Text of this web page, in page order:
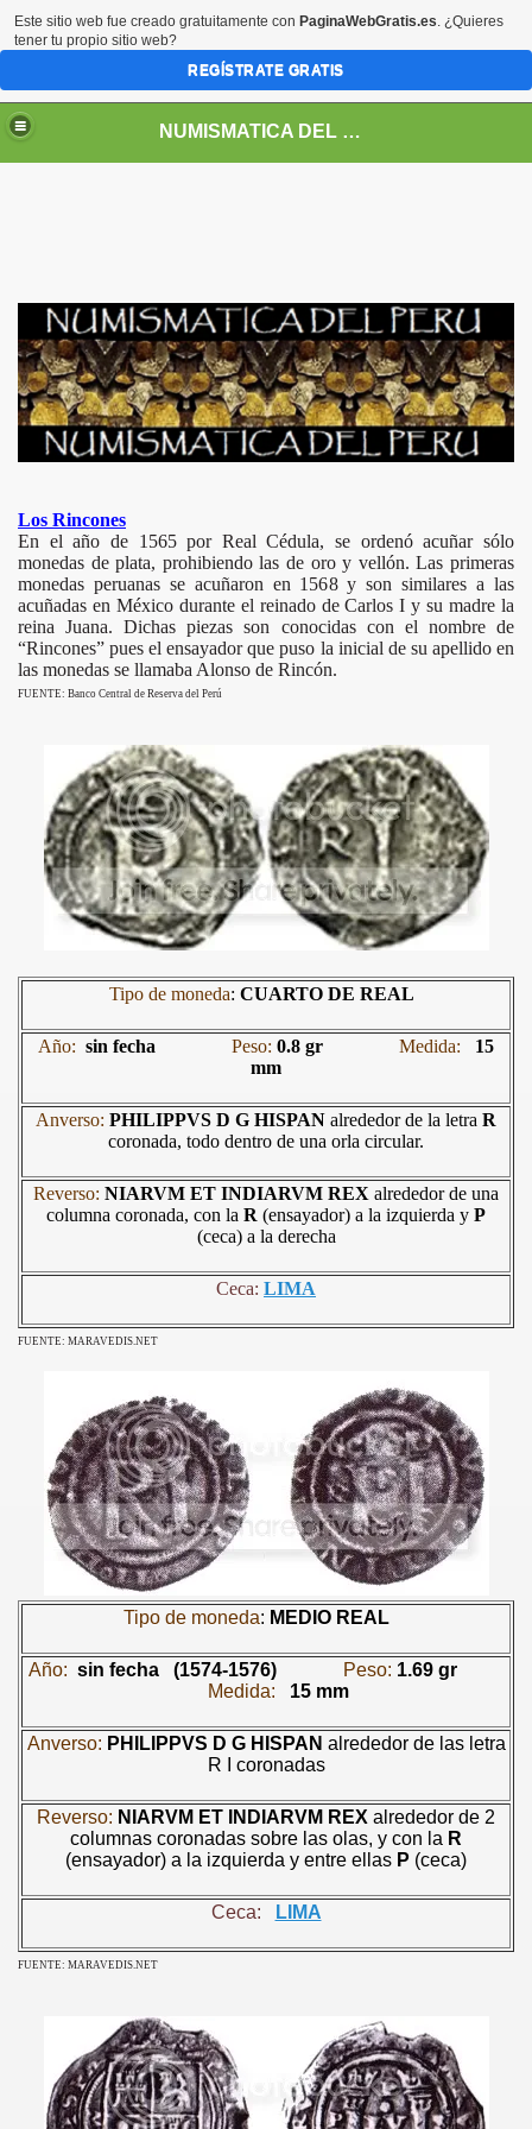
NUMISMATICA DEL PERU
Los Rincones
En el año de 1565 por Real Cédula, se ordenó acuñar sólo
monedas de plata, prohibiendo las de oro y vellón. Las primeras
monedas peruanas se acuñaron en 1568 y son similares a las
acuñadas en México durante el reinado de Carlos I y su madre la
reina Juana. Dichas piezas son conocidas con el nombre de
“Rincones” pues el ensayador que puso la inicial de su apellido en
las monedas se llamaba Alonso de Rincón.
FUENTE: Banco Central de Reserva del Perú
Tipo de moneda: CUARTO DE REAL
Año: sin fecha Peso: 0.8 gr Medida:
15
mm
Anverso: PHILIPPVS D G HISPAN alrededor de la letra R
coronada, todo dentro de una orla circular.
Reverso: NIARVM ET INDIARVM REX alrededor de una
columna coronada, con la R (ensayador) a la izquierda y P
(ceca) a la derecha
Ceca: LIMA
FUENTE: MARAVEDIS.NET
Tipo de moneda: MEDIO REAL
Año: sin fecha (1574-1576)Peso: 1.69 gr
Medida:
15 mm
Anverso: PHILIPPVS D G HISPAN alrededor de las letra
R I coronadas
Reverso: NIARVM ET INDIARVM REX alrededor de 2
columnas coronadas sobre las olas, y con la R
(ensayador) a la izquierda y entre ellas P (ceca)
Ceca: LIMA
FUENTE: MARAVEDIS.NET
III
IV
VII
DEL PERÚ
NATURALES DEL PERU
AMENAZADA DEL PERÚ
EL PROCESO DE INDEPENDENCIA DEL PERÚ
DE LA REPÚBLICA - BICENTENARIO 1821-2021
Este sitio web fue creado gratuitamente con PaginaWebGratis.es. ¿Quieres
tener tu propio sitio web?
REGÍSTRATE GRATIS